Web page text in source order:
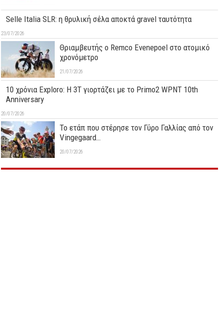
Selle Italia SLR: η θρυλική σέλα αποκτά gravel ταυτότητα
23/07/2026
Θριαμβευτής ο Remco Evenepoel στο ατομικό
χρονόμετρο
21/07/2026
10 χρόνια Exploro: Η 3T γιορτάζει με το Primo2 WPNT 10th
Anniversary
20/07/2026
Το ετάπ που στέρησε τον Γύρο Γαλλίας από τον
Vingegaard…
20/07/2026